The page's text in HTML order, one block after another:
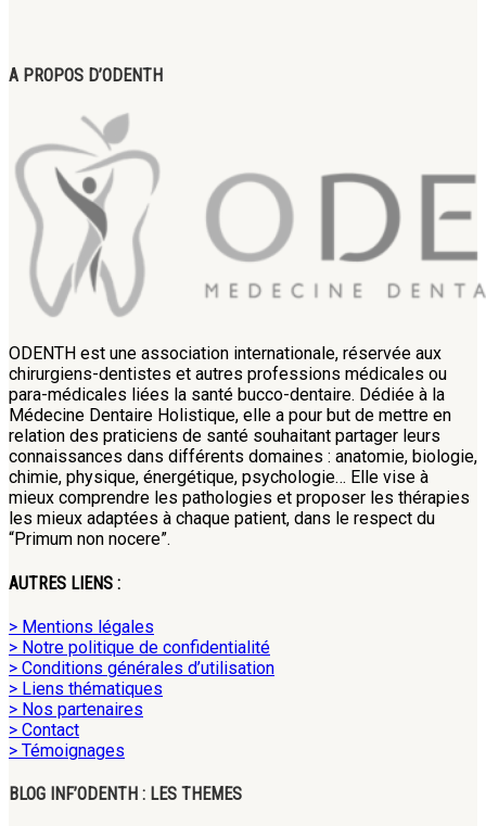
A PROPOS D’ODENTH
ODENTH est une association internationale, réservée aux
chirurgiens-dentistes et autres professions médicales ou
para-médicales liées la santé bucco-dentaire. Dédiée à la
Médecine Dentaire Holistique, elle a pour but de mettre en
relation des praticiens de santé souhaitant partager leurs
connaissances dans différents domaines : anatomie, biologie,
chimie, physique, énergétique, psychologie… Elle vise à
mieux comprendre les pathologies et proposer les thérapies
les mieux adaptées à chaque patient, dans le respect du
“Primum non nocere”.
AUTRES LIENS :
> Mentions légales
> Notre politique de confidentialité
> Conditions générales d’utilisation
> Liens thématiques
> Nos partenaires
> Contact
> Témoignages
BLOG INF’ODENTH : LES THEMES